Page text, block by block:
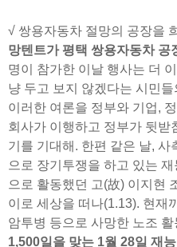
√ 쌍용자동차 절망의 공장을
망텐트가 평택 쌍용자동차 공
명이 참가한 이날 행사는 더
냥 두고 보지 않겠다는 시민
이러한 여론을 정부와 기업,
회사가 이행하고 정부가 뒷받
기를 기대해. 한편 같은 날,
으로 장기투쟁을 하고 있는
으로 활동했던 고(故) 이지현
이로 세상을 떠나(1.13). 현재
암투병 등으로 사망한 노조
1,500일을 맞는 1월 28일 재